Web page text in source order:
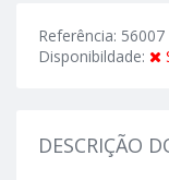
Referência: 56007
Disponibildade:
DESCRIÇÃO